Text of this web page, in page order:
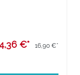
und Vitamin
€* 16,90 €*